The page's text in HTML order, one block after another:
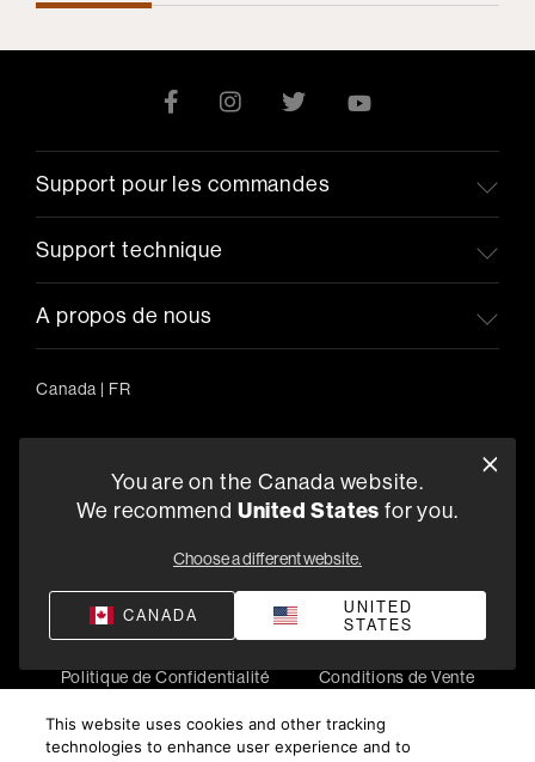
Support pour les commandes
Support technique
A propos de nous
Canada | FR
5541 Fermi Court Carlsbad, CA 92008
Politique de Confidentialité
Conditions de Vente
© 2026 Harman International Industries, Incorporated. All
rights reserved.
You are on the Canada website.
We recommend United States for you.
Choose a different website.
CANADA
UNITED
STATES
This website uses cookies and other tracking
technologies to enhance user experience and to